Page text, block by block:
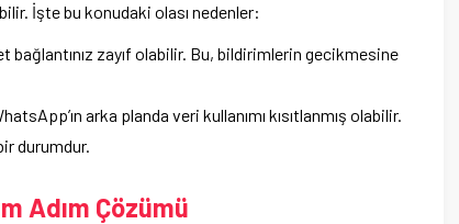
İşte bu konudaki olası nedenler:
bağlantınız zayıf olabilir. Bu, bildirimlerin gecikmesine
arka planda veri kullanımı kısıtlanmış olabilir.
durumdur.
Adım Çözümü